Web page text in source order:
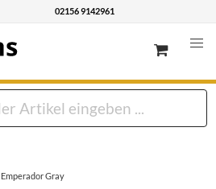
02156 9142961
Emperador Gray